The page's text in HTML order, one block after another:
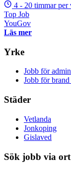
4 - 20 timmar per
Top Job
YouGov
Läs mer
Yrke
Jobb för
Jobb för brand
Städer
Vetlanda
Jonkoping
Gislaved
Sök jobb via ort